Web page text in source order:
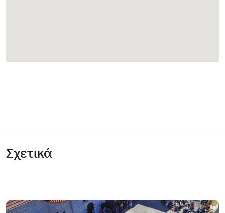
Σχετικά